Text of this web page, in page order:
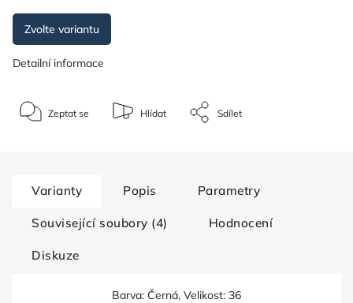
Zvolte variantu
Detailní informace
Zeptat se Hlídat Sdílet
Varianty Popis Parametry
Související soubory (4) Hodnocení
Diskuze
Barva: Černá, Velikost: 36